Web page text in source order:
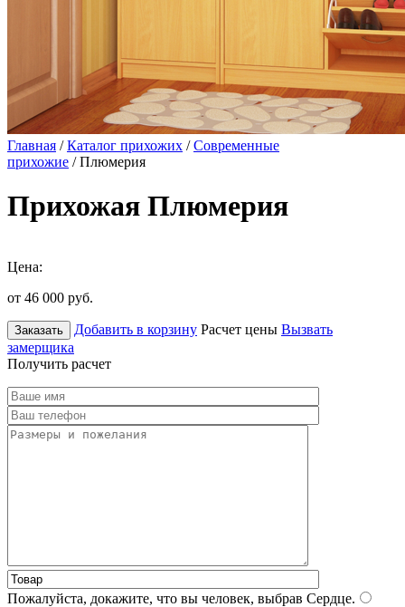
Главная /Каталог прихожих /Современные
прихожие / Плюмерия
Прихожая Плюмерия
Цена:
от 46 000 руб.
Заказать Добавить в корзину Расчет цены Вызвать
замерщика
Получить расчет
Пожалуйста, докажите, что вы человек, выбрав Сердце.